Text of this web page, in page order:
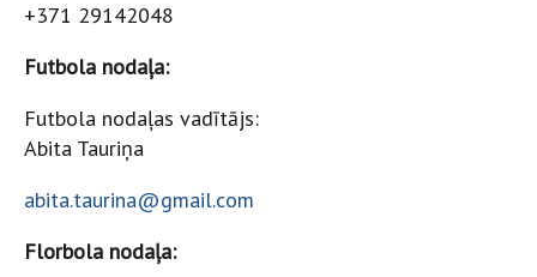
+371 29142048
Futbola nodaļa:
Futbola nodaļas vadītājs:
Abita Tauriņa
abita.taurina@gmail.com
Florbola nodaļa: